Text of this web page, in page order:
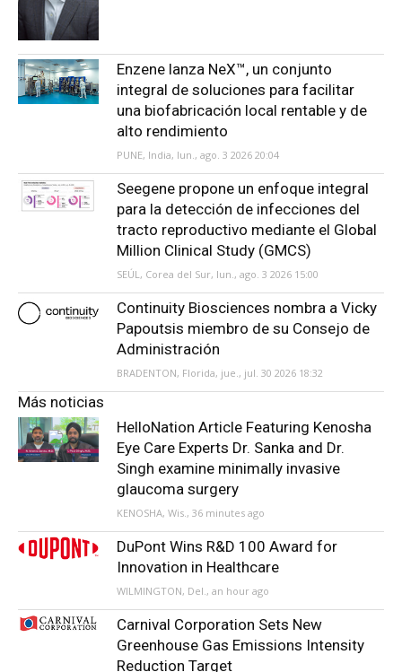
Enzene lanza NeX™, un conjunto
integral de soluciones para facilitar
una biofabricación local rentable y de
alto rendimiento
PUNE, India, lun., ago. 3 2026 20:04
Seegene propone un enfoque integral
para la detección de infecciones del
tracto reproductivo mediante el Global
Million Clinical Study (GMCS)
SEÚL, Corea del Sur, lun., ago. 3 2026 15:00
Continuity Biosciences nombra a Vicky
Papoutsis miembro de su Consejo de
Administración
BRADENTON, Florida, jue., jul. 30 2026 18:32
Más noticias
HelloNation Article Featuring Kenosha
Eye Care Experts Dr. Sanka and Dr.
Singh examine minimally invasive
glaucoma surgery
KENOSHA, Wis., 36 minutes ago
DuPont Wins R&D 100 Award for
Innovation in Healthcare
WILMINGTON, Del., an hour ago
Carnival Corporation Sets New
Greenhouse Gas Emissions Intensity
Reduction Target